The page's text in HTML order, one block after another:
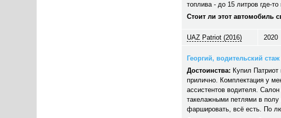
топлива - до 15 литров где-
Стоит ли этот автомобиль
UAZ Patriot (2016) 2020
Георгий, водительский стаж
Достоинства: Купил
прилично. Комплектация у
ассистентов водителя.
такелажными петлями в
фаршировать, всё есть. По